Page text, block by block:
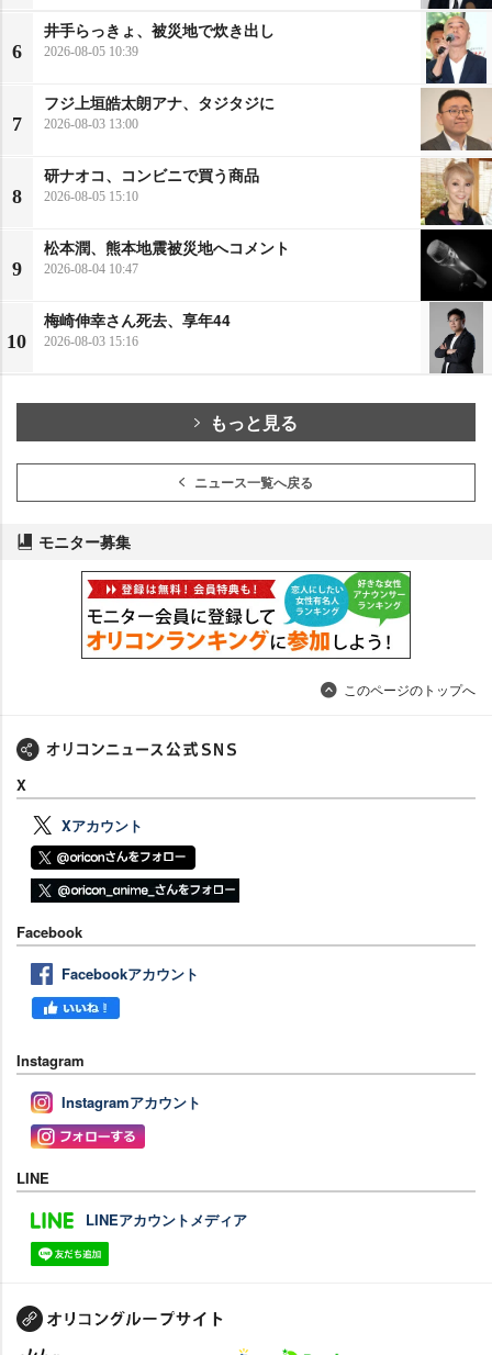
6
井手らっきょ、被災地で炊き出し
2026-08-05 10:39
7
フジ上垣皓太朗アナ、タジタジに
2026-08-03 13:00
8
研ナオコ、コンビニで買う商品
2026-08-05 15:10
9
松本潤、熊本地震被災地へコメント
2026-08-04 10:47
10
梅崎伸幸さん死去、享年44
2026-08-03 15:16
もっと見る
ニュース一覧へ戻る
モニター募集
このページのトップへ
X
Xアカウント
Facebook
Facebookアカウント
Instagram
Instagramアカウント
LINE
LINEアカウントメディア